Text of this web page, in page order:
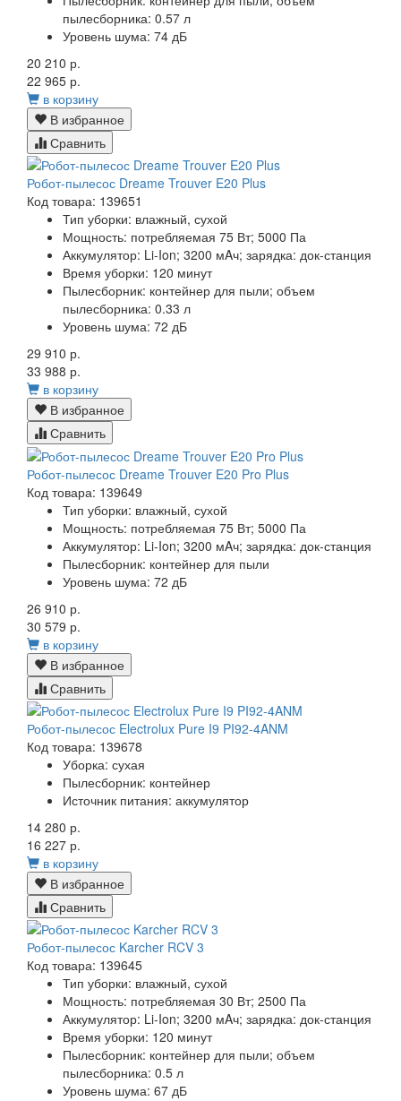
пылесборника: 0.57 л
Уровень шума: 74 дБ
20 210 р.
22 965 р.
в корзину
В избранное
Сравнить
Робот-пылесос Dreame Trouver E20 Plus
Код товара: 139651
Тип уборки: влажный, сухой
Мощность: потребляемая 75 Вт; 5000 Па
Аккумулятор: Li-Ion; 3200 мAч; зарядка: док-станция
Время уборки: 120 минут
Пылесборник: контейнер для пыли; объем
пылесборника: 0.33 л
Уровень шума: 72 дБ
29 910 р.
33 988 р.
в корзину
В избранное
Сравнить
Робот-пылесос Dreame Trouver E20 Pro Plus
Код товара: 139649
Тип уборки: влажный, сухой
Мощность: потребляемая 75 Вт; 5000 Па
Аккумулятор: Li-Ion; 3200 мAч; зарядка: док-станция
Пылесборник: контейнер для пыли
Уровень шума: 72 дБ
26 910 р.
30 579 р.
в корзину
В избранное
Сравнить
Робот-пылесос Electrolux Pure I9 PI92-4ANM
Код товара: 139678
Уборка: сухая
Пылесборник: контейнер
Источник питания: аккумулятор
14 280 р.
16 227 р.
в корзину
В избранное
Сравнить
Робот-пылесос Karcher RCV 3
Код товара: 139645
Тип уборки: влажный, сухой
Мощность: потребляемая 30 Вт; 2500 Па
Аккумулятор: Li-Ion; 3200 мAч; зарядка: док-станция
Время уборки: 120 минут
Пылесборник: контейнер для пыли; объем
пылесборника: 0.5 л
Уровень шума: 67 дБ